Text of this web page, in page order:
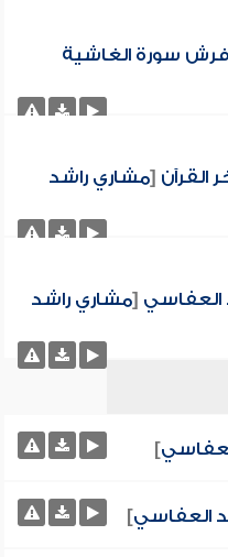
سورة الغاشية
القرآن [مشاري راشد
العفاسي [مشاري راشد
]
العفاسي]